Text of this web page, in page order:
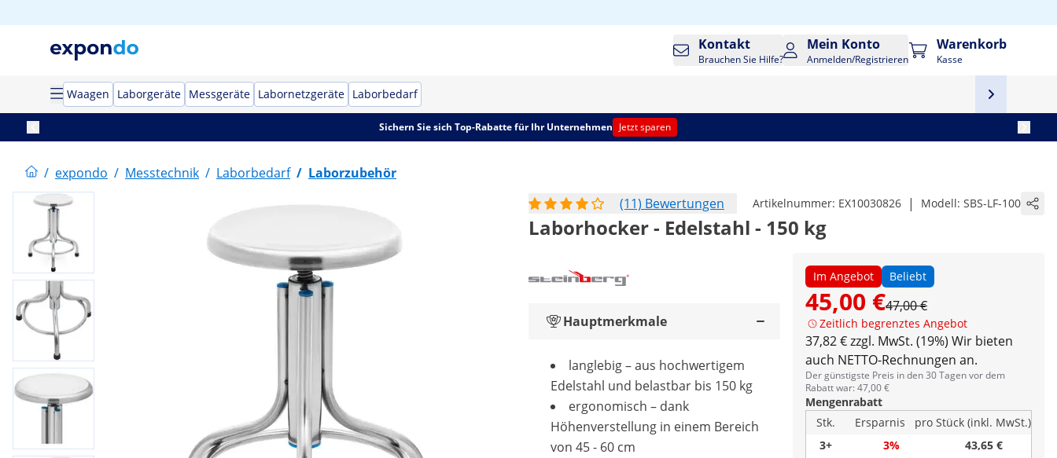
Kontakt
Brauchen Sie Hilfe?
Mein Konto
Anmelden/Registrieren
Warenkorb
Kasse
Waagen Laborgeräte Messgeräte Labornetzgeräte Laborbedarf
Sichern Sie sich Top-Rabatte für Ihr Unternehmen Jetzt sparen
/ expondo / Messtechnik / Laborbedarf / Laborzubehör
(11) Bewertungen
Artikelnummer: EX10030826 | Modell: SBS-LF-100
Laborhocker - Edelstahl - 150 kg
Im Angebot Beliebt
45,00 €47,00 €
Zeitlich begrenztes Angebot
37,82 € zzgl. MwSt. (19%) Wir bieten
auch NETTO-Rechnungen an.
Der günstigste Preis in den 30 Tagen vor dem
Rabatt war: 47,00 €
Mengenrabatt
Stk.
Ersparnis
pro Stück (inkl. MwSt.)
3+
3%
43,65 €
Hauptmerkmale
langlebig – aus hochwertigem
Edelstahl und belastbar bis 150 kg
ergonomisch – dank
Höhenverstellung in einem Bereich
von 45 - 60 cm